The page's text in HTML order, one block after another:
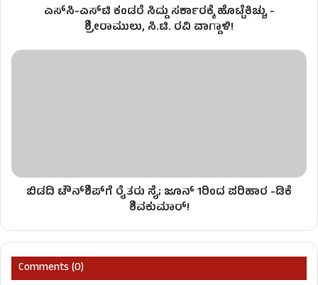
ಎಸ್‌ಸಿ-ಎಸ್‌ಟಿ ಕಂಡರೆ ಸಿದ್ದು ಸರ್ಕಾರಕ್ಕೆ ಹೊಟ್ಟೆಕಿಚ್ಚು -
ಶ್ರೀರಾಮುಲು, ಸಿ.ಟಿ. ರವಿ ವಾಗ್ದಾಳಿ!
ಬಿಡದಿ ಟೌನ್‌ಶಿಪ್‌ಗೆ ರೈತರು ಸೈ; ಜೂನ್ 1ರಿಂದ ಪರಿಹಾರ -ಡಿಕೆ
ಶಿವಕುಮಾರ್!
Comments (0)